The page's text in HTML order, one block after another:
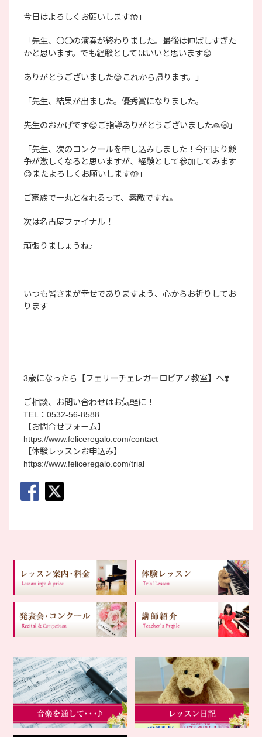
今日はよろしくお願いします🤲」
「先生、〇〇の演奏が終わりました。最後は伸ばしすぎた
かと思います。でも経験としてはいいと思います😊
ありがとうございました😊これから帰ります。」
「先生、結果が出ました。優秀賞になりました。
先生のおかげです😊ご指導ありがとうございました🙏😄」
「先生、次のコンクールを申し込みしました！今回より競
争が激しくなると思いますが、経験として参加してみます
😊またよろしくお願いします🤲」
ご家族で一丸となれるって、素敵ですね。
次は名古屋ファイナル！
頑張りましょうね♪
いつも皆さまが幸せでありますよう、心からお祈りしてお
ります
3歳になったら【フェリーチェレガーロピアノ教室】へ❣️
ご相談、お問い合わせはお気軽に！
TEL：0532-56-8588
【お問合せフォーム】
https://www.feliceregalo.com/contact
【体験レッスンお申込み】
https://www.feliceregalo.com/trial